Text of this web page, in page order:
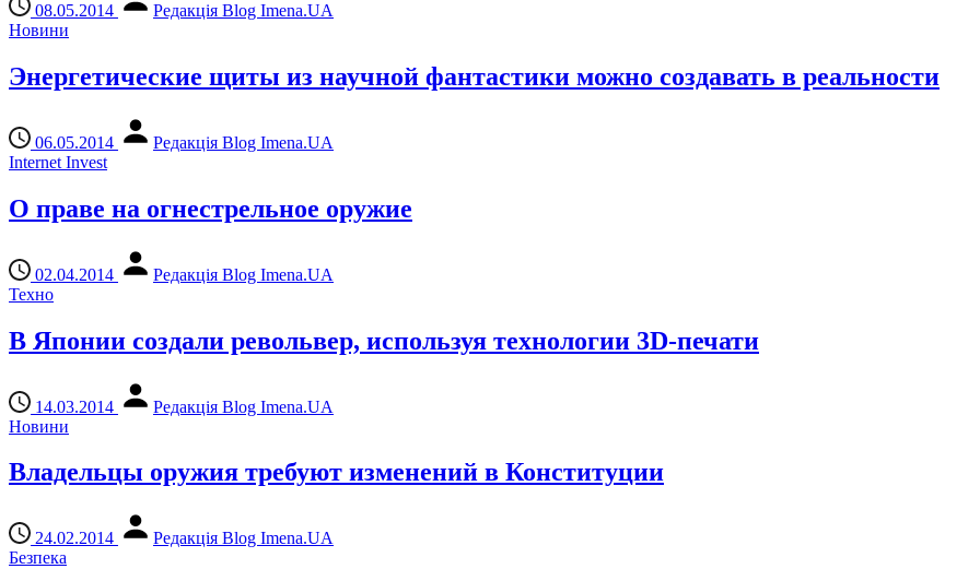
08.05.2014
Редакція Blog Imena.UA
Новини
Энергетические щиты из научной фантастики можно создавать в реальности
06.05.2014
Редакція Blog Imena.UA
Internet Invest
О праве на огнестрельное оружие
02.04.2014
Редакція Blog Imena.UA
Техно
В Японии создали револьвер, используя технологии 3D-печати
14.03.2014
Редакція Blog Imena.UA
Новини
Владельцы оружия требуют изменений в Конституции
24.02.2014
Редакція Blog Imena.UA
Безпека